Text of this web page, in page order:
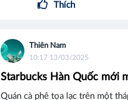
Thích
Thiên Nam
10:17 13/03/2025
Starbucks Hàn Quốc mới
Quán cà phê tọa lạc trên một